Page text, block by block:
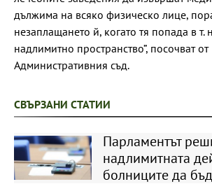
дължима на всяко физическо лице,
незаплащането й, когато тя попада в т.
надлимитно пространство”, посочват от
Административния съд.
СВЪРЗАНИ СТАТИИ
Парламентът
надлимитната
болниците да